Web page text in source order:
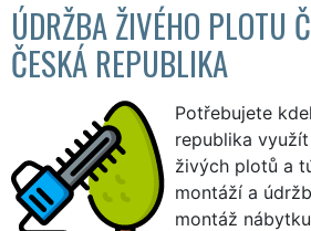
ÚDRŽBA ŽIVÉHO PLOTU
ČESKÁ REPUBLIKA
Potřebujete
republika
živých plotů a
montáží a
montáž